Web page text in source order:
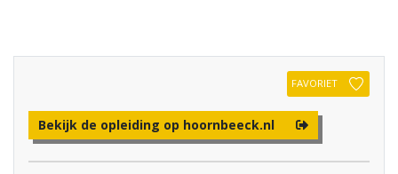
FAVORIET
Bekijk de opleiding op hoornbeeck.nl